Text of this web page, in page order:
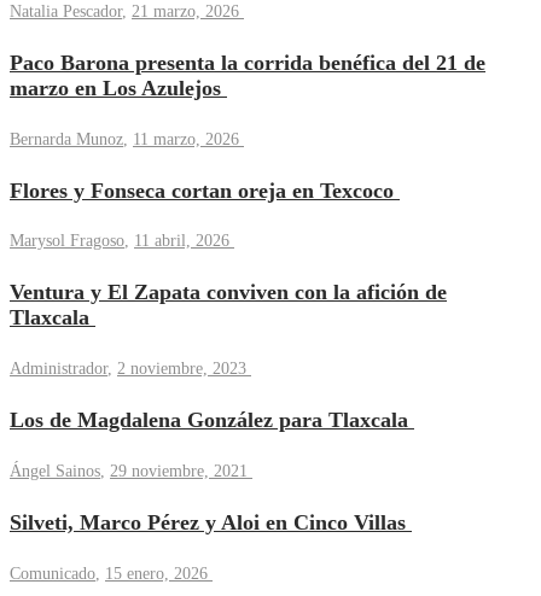
Natalia Pescador, 21 marzo, 2026
Paco Barona presenta la corrida benéfica del 21 de
marzo en Los Azulejos
Bernarda Munoz 11 marzo, 2026
Flores y Fonseca cortan oreja en Texcoco
Marysol Fragoso, 11 abril, 2026
Ventura y El Zapata conviven con la afición de
Tlaxcala
Administrador, 2 noviembre, 2023
Los de Magdalena González para Tlaxcala
Ángel Sainos, 29 noviembre, 2021
Silveti, Marco Pérez y Aloi en Cinco Villas
Comunicado, 15 enero, 2026